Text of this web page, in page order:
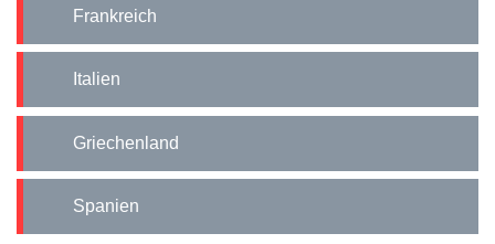
Frankreich
Italien
Griechenland
Spanien